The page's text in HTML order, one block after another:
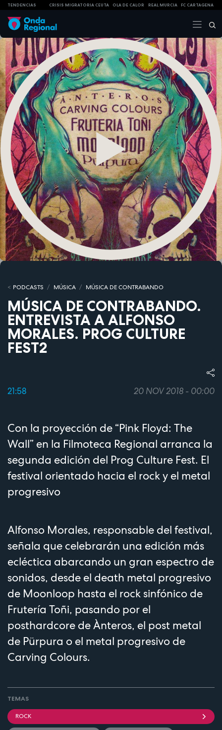
TENDENCIAS CRISIS MIGRATORIA CEUTA OLA DE CALOR REAL MURCIA FC CARTAGENA
PODCASTS MÚSICA MÚSICA DE CONTRABANDO
MÚSICA DE CONTRABANDO.
ENTREVISTA A ALFONSO
MORALES. PROG CULTURE
FEST2
21:58 20 NOV 2018 - 00:00
Con la proyección de “Pink Floyd: The
Wall” en la Filmoteca Regional arranca la
segunda edición del Prog Culture Fest. El
festival orientado hacia el rock y el metal
progresivo
Alfonso Morales, responsable del festival,
señala que celebrarán una edición más
ecléctica abarcando un gran espectro de
sonidos, desde el death metal progresivo
de Moonloop hasta el rock sinfónico de
Frutería Toñi, pasando por el
posthardcore de Ànteros, el post metal
de Pürpura o el metal progresivo de
Carving Colours.
TEMAS
ROCK